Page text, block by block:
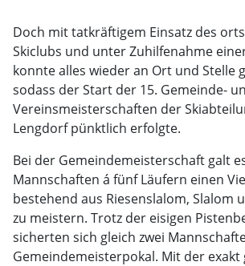
Doch mit tatkräftigem Einsatz des
Skiclubs und unter Zuhilfenahme
konnte alles wieder an Ort und Stelle
sodass der Start der 15. Gemeinde-
Vereinsmeisterschaften der
Lengdorf pünktlich erfolgte.
Bei der Gemeindemeisterschaft galt
Mannschaften á fünf Läufern einen
bestehend aus Riesenslalom, Slalom
zu meistern. Trotz der eisigen
sicherten sich gleich zwei
Gemeindemeisterpokal. Mit der exakt